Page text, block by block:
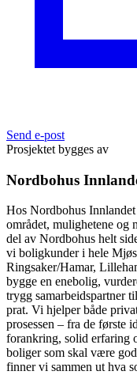
Send e-post
Prosjektet bygges av
Nordbohus
Hos Nordbohus
området, mulighetene og
del av Nordbohus helt
vi boligkunder i hele
Ringsaker/Hamar,
bygge en enebolig,
trygg samarbeidspartner
prat. Vi hjelper både
prosessen – fra de første
forankring, solid erfaring
boliger som skal være
finner vi sammen ut hva